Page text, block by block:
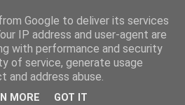
Google to deliver its services
IP address and user-agent are
with performance and security
of service, generate usage
address abuse.
MORE GOT IT